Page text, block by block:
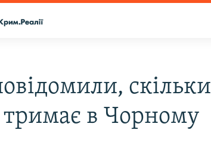
скільки
тримає в Чорному